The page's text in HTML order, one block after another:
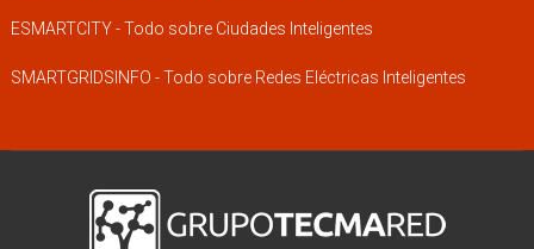
ESMARTCITY - Todo sobre Ciudades Inteligentes
SMARTGRIDSINFO - Todo sobre Redes Eléctricas Inteligentes